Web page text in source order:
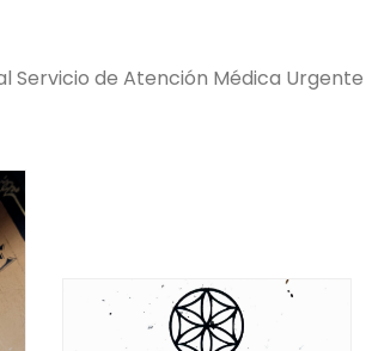
Servicio de Atención Médica Urgente